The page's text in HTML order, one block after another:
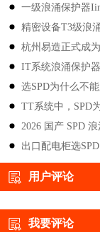
一级浪涌保护器
精密设备T3级浪
杭州易造正式成
雷
IT系统浪涌保护
选SPD为什么不
防雷
TT系统中，SPD
后？-易造防雷
2026 国产 SPD
勿只对比价格-易
出口配电柜选
用户评论
我要评论